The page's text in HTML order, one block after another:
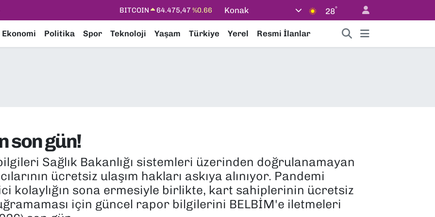
DOLAR 47,5986%0.06
STERLİN
64,2438%0.21
Konak 28°
Ekonomi Politika Spor Teknoloji Yaşam Türkiye Yerel Resmi İlanlar
son gün!
Sağlık Bakanlığı sistemleri üzerinden doğrulanamayan
ücretsiz ulaşım hakları askıya alınıyor. Pandemi
kolaylığın sona ermesiyle birlikte, kart sahiplerinin ücretsiz
için güncel rapor bilgilerini BELBİM'e iletmeleri